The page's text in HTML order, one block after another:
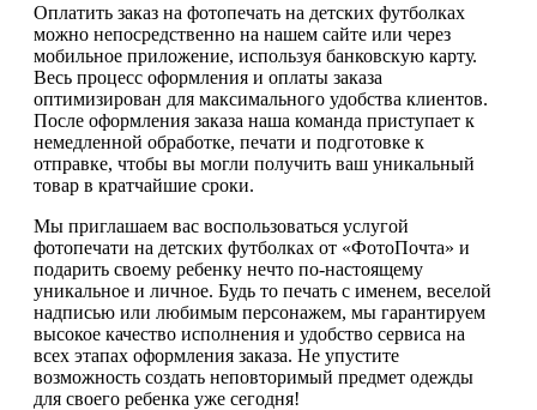
Оплатить заказ на фотопечать на детских футболках
можно непосредственно на нашем сайте или через
мобильное приложение, используя банковскую карту.
Весь процесс оформления и оплаты заказа
оптимизирован для максимального удобства клиентов.
После оформления заказа наша команда приступает к
немедленной обработке, печати и подготовке к
отправке, чтобы вы могли получить ваш уникальный
товар в кратчайшие сроки.
Мы приглашаем вас воспользоваться услугой
фотопечати на детских футболках от «ФотоПочта» и
подарить своему ребенку нечто по-настоящему
уникальное и личное. Будь то печать с именем, веселой
надписью или любимым персонажем, мы гарантируем
высокое качество исполнения и удобство сервиса на
всех этапах оформления заказа. Не упустите
возможность создать неповторимый предмет одежды
для своего ребенка уже сегодня!